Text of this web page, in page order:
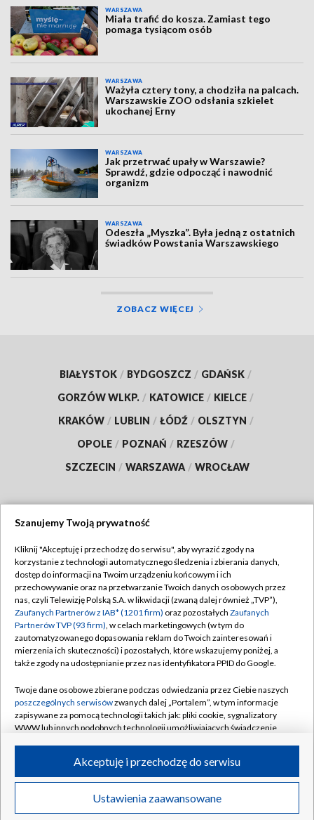
WARSZAWA
Miała trafić do kosza. Zamiast tego
pomaga tysiącom osób
WARSZAWA
Ważyła cztery tony, a chodziła na palcach.
Warszawskie ZOO odsłania szkielet
ukochanej Erny
WARSZAWA
Jak przetrwać upały w Warszawie?
Sprawdź, gdzie odpocząć i nawodnić
organizm
WARSZAWA
Odeszła „Myszka”. Była jedną z ostatnich
świadków Powstania Warszawskiego
ZOBACZ WIĘCEJ
BIAŁYSTOK / BYDGOSZCZ / GDAŃSK /
GORZÓW WLKP. / KATOWICE / KIELCE /
KRAKÓW / LUBLIN / ŁÓDŹ / OLSZTYN /
OPOLE / POZNAŃ / RZESZÓW /
SZCZECIN / WARSZAWA / WROCŁAW
TVP
Abonament TVP
Emisja w TVP
Centrum informacji TVP
Naziemna Telewizja Cyfrowa
Rada Programowa
System NOS
Informacje o nadawcy
Program dla prasy
Ogłoszenie przetargowe
Regulamin TVP
Polityka prywatności
Moje zgody
Pomoc
Kontakt
Kanały
©2026 Telewizja Polska S.A. w likwidacji
Szanujemy Twoją prywatność
Kliknij "Akceptuję i przechodzę do serwisu", aby wyrazić zgody na
korzystanie z technologii automatycznego śledzenia i zbierania danych,
dostęp do informacji na Twoim urządzeniu końcowym i ich
przechowywanie oraz na przetwarzanie Twoich danych osobowych przez
nas, czyli Telewizję Polską S.A. w likwidacji (zwaną dalej również „TVP”),
Zaufanych Partnerów z IAB* (1201 firm) oraz pozostałych Zaufanych
Partnerów TVP (93 firm), w celach marketingowych (w tym do
zautomatyzowanego dopasowania reklam do Twoich zainteresowań i
mierzenia ich skuteczności) i pozostałych, które wskazujemy poniżej, a
także zgody na udostępnianie przez nas identyfikatora PPID do Google.
Twoje dane osobowe zbierane podczas odwiedzania przez Ciebie naszych
poszczególnych serwisówzwanych dalej „Portalem”, w tym informacje
zapisywane za pomocą technologii takich jak: pliki cookie, sygnalizatory
WWW lub innych podobnych technologii umożliwiających świadczenie
ruchu w Internecie.
Twoje dane osobowe zbierane podczas odwiedzania przez Ciebie
poszczególnych serwisówna Portalu, takie jak adresy IP, identyfikatory
Ustawienia zaawansowane
Akceptuję i przechodzę do serwisu